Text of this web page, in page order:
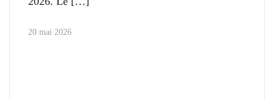
20 mai 2026